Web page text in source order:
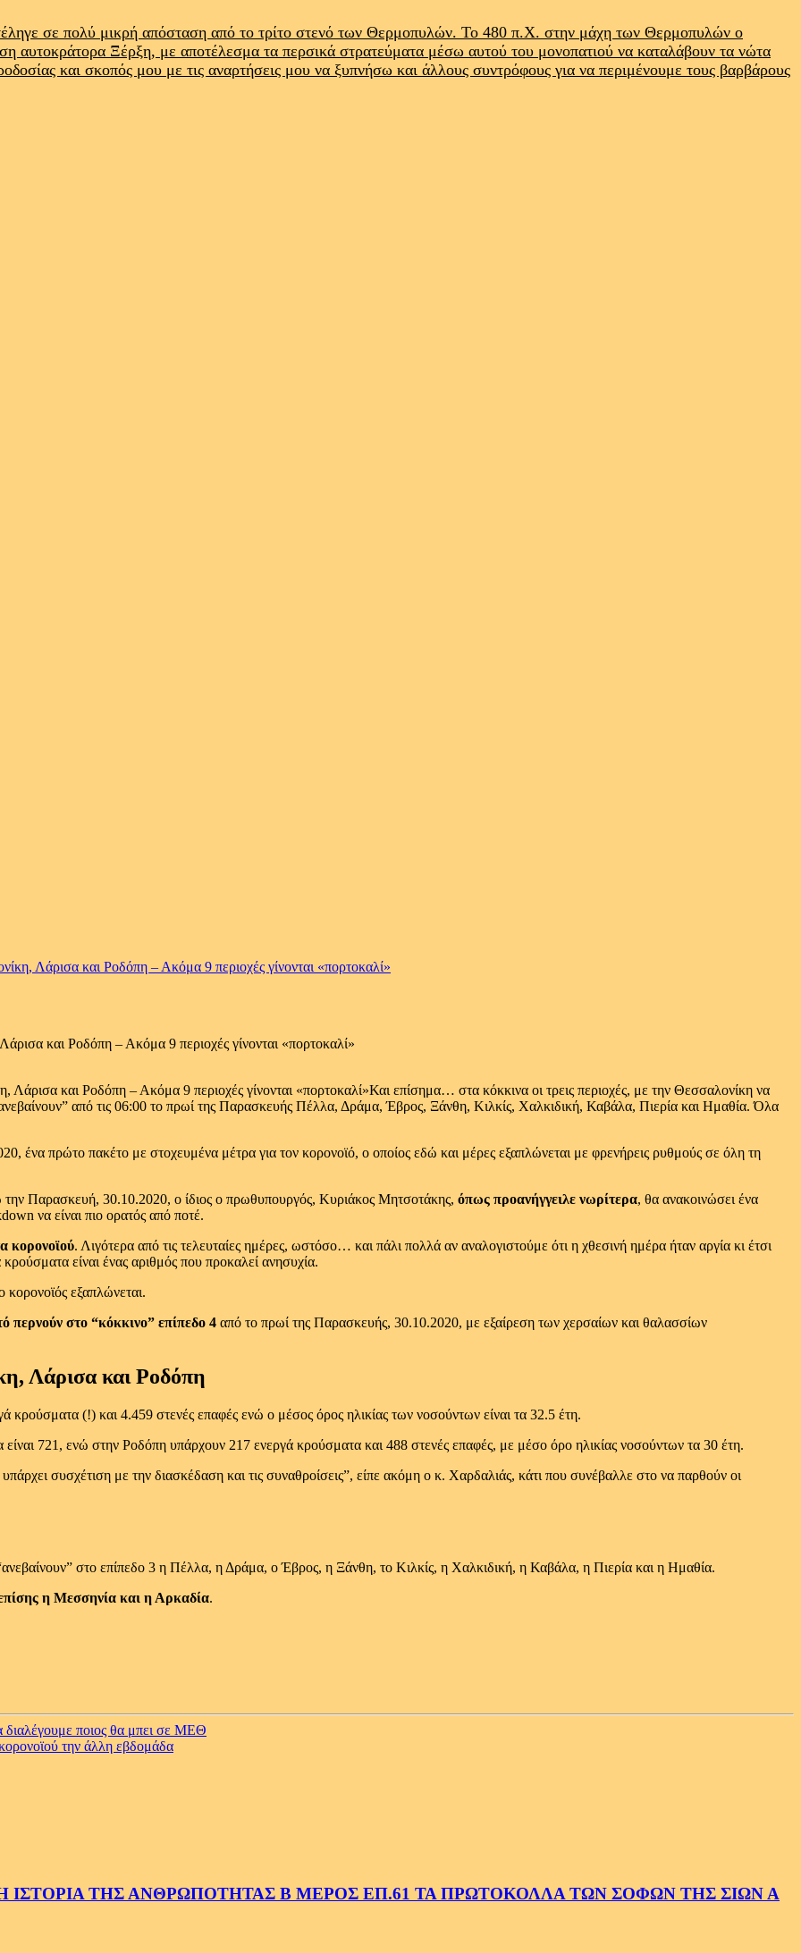
σε πολύ μικρή απόσταση από το τρίτο στενό των Θερμοπυλών. Το 480 π.Χ. στην μάχη των Θερμοπυλών ο
αυτοκράτορα Ξέρξη, με αποτέλεσμα τα περσικά στρατεύματα μέσω αυτού του μονοπατιού να καταλάβουν τα νώτα
και σκοπός μου με τις αναρτήσεις μου να ξυπνήσω και άλλους συντρόφους για να περιμένουμε τους βαρβάρους
Λάρισα και Ροδόπη – Ακόμα 9 περιοχές γίνονται «πορτοκαλί»
και Ροδόπη – Ακόμα 9 περιοχές γίνονται «πορτοκαλί»
Και επίσημα… στα κόκκινα οι τρεις περιοχές, με την Θεσσαλονίκη να
από τις 06:00 το πρωί της Παρασκευής Πέλλα, Δράμα, Έβρος, Ξάνθη, Κιλκίς, Χαλκιδική, Καβάλα, Πιερία και Ημαθία. Όλα
πρώτο πακέτο με στοχευμένα μέτρα για τον κορονοϊό, ο οποίος εδώ και μέρες εξαπλώνεται με φρενήρεις ρυθμούς σε όλη τη
Παρασκευή, 30.10.2020, ο ίδιος ο πρωθυπουργός, Κυριάκος Μητσοτάκης, όπως προανήγγειλε νωρίτερα, θα ανακοινώσει ένα
να είναι πιο ορατός από ποτέ.
κορονοϊού. Λιγότερα από τις τελευταίες ημέρες, ωστόσο… και πάλι πολλά αν αναλογιστούμε ότι η χθεσινή ημέρα ήταν αργία κι έτσι
είναι ένας αριθμός που προκαλεί ανησυχία.
εξαπλώνεται.
περνούν στο “κόκκινο” επίπεδο 4 από το πρωί της Παρασκευής, 30.10.2020, με εξαίρεση των χερσαίων και θαλασσίων
Λάρισα και Ροδόπη
(!) και 4.459 στενές επαφές ενώ ο μέσος όρος ηλικίας των νοσούντων είναι τα 32.5 έτη.
είναι 721, ενώ στην Ροδόπη υπάρχουν 217 ενεργά κρούσματα και 488 στενές επαφές, με μέσο όρο ηλικίας νοσούντων τα 30 έτη.
συσχέτιση με την διασκέδαση και τις συναθροίσεις”, είπε ακόμη ο κ. Χαρδαλιάς, κάτι που συνέβαλλε στο να παρθούν οι
στο επίπεδο 3 η Πέλλα, η Δράμα, ο Έβρος, η Ξάνθη, το Κιλκίς, η Χαλκιδική, η Καβάλα, η Πιερία και η Ημαθία.
η Μεσσηνία και η Αρκαδία.
διαλέγουμε ποιος θα μπει σε ΜΕΘ
την άλλη εβδομάδα
ΤΗΣ ΑΝΘΡΩΠΟΤΗΤΑΣ Β ΜΕΡΟΣ ΕΠ.61 ΤΑ ΠΡΩΤΟΚΟΛΛΑ ΤΩΝ ΣΟΦΩΝ ΤΗΣ ΣΙΩΝ Α